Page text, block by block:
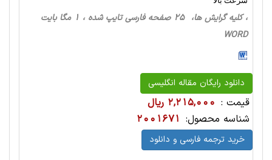
، کلیه گرایش ها، 25 صفحه فارسی تایپ شده ، 1 مگا بایت
WORD
دانلود رایگان مقاله انگلیسی
قیمت : 2,215,000 ریال
شناسه محصول: 2001671
خرید ترجمه فارسی و دانلود